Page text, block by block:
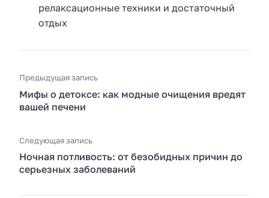
релаксационные техники и достаточный
отдых
Предыдущая запись
Мифы о детоксе: как модные очищения вредят
вашей печени
Следующая запись
Ночная потливость: от безобидных причин до
серьезных заболеваний